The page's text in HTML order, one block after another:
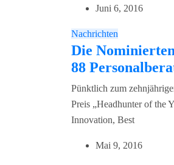
Juni 6, 2016
Nachrichten
Die
88
Pünktlich zum
Preis „Headhunter of the
Innovation, Best
Mai 9, 2016